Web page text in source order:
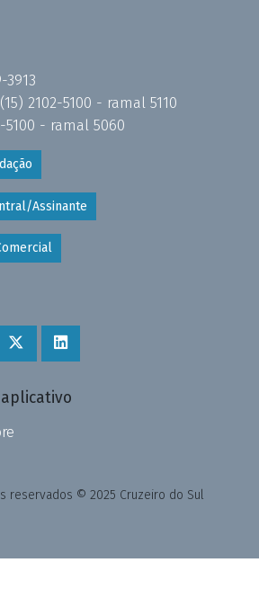
3913
(15) 2102-5100 - ramal 5110
5100 - ramal 5060
Assinante
reservados © 2025 Cruzeiro do Sul